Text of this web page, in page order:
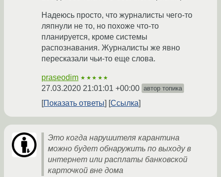
Надеюсь просто, что журналисты чего-то
ляпнули не то, но похоже что-то
планируется, кроме системы
распознавания. Журналисты же явно
пересказали чьи-то еще слова.
praseodim ★★★★★
27.03.2020 21:01:01 +00:00 автор топика
Показать ответы Ссылка
Это когда нарушителя карантина
можно будет обнаружить по выходу в
интернет или расплаты банковской
карточкой вне дома